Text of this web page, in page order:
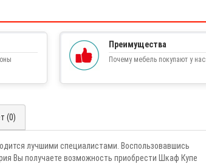
Преимущества
Почему мебель покупают у нас
(0)
лучшими специалистами. Воспользовавшись
Вы получаете возможность приобрести Шкаф Купе